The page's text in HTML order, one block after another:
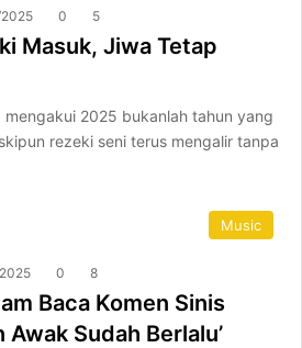
0 5
Masuk, Jiwa Tetap
mengakui 2025 bukanlah tahun yang
rezeki seni terus mengalir tanpa
Music
0 8
Baca Komen Sinis
Awak Sudah Berlalu’